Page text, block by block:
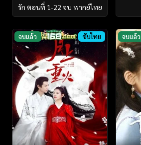
รัก ตอนที่ 1-22 จบ พากย์ไทย
จบแล้ว ซับไทย จบแล้ว